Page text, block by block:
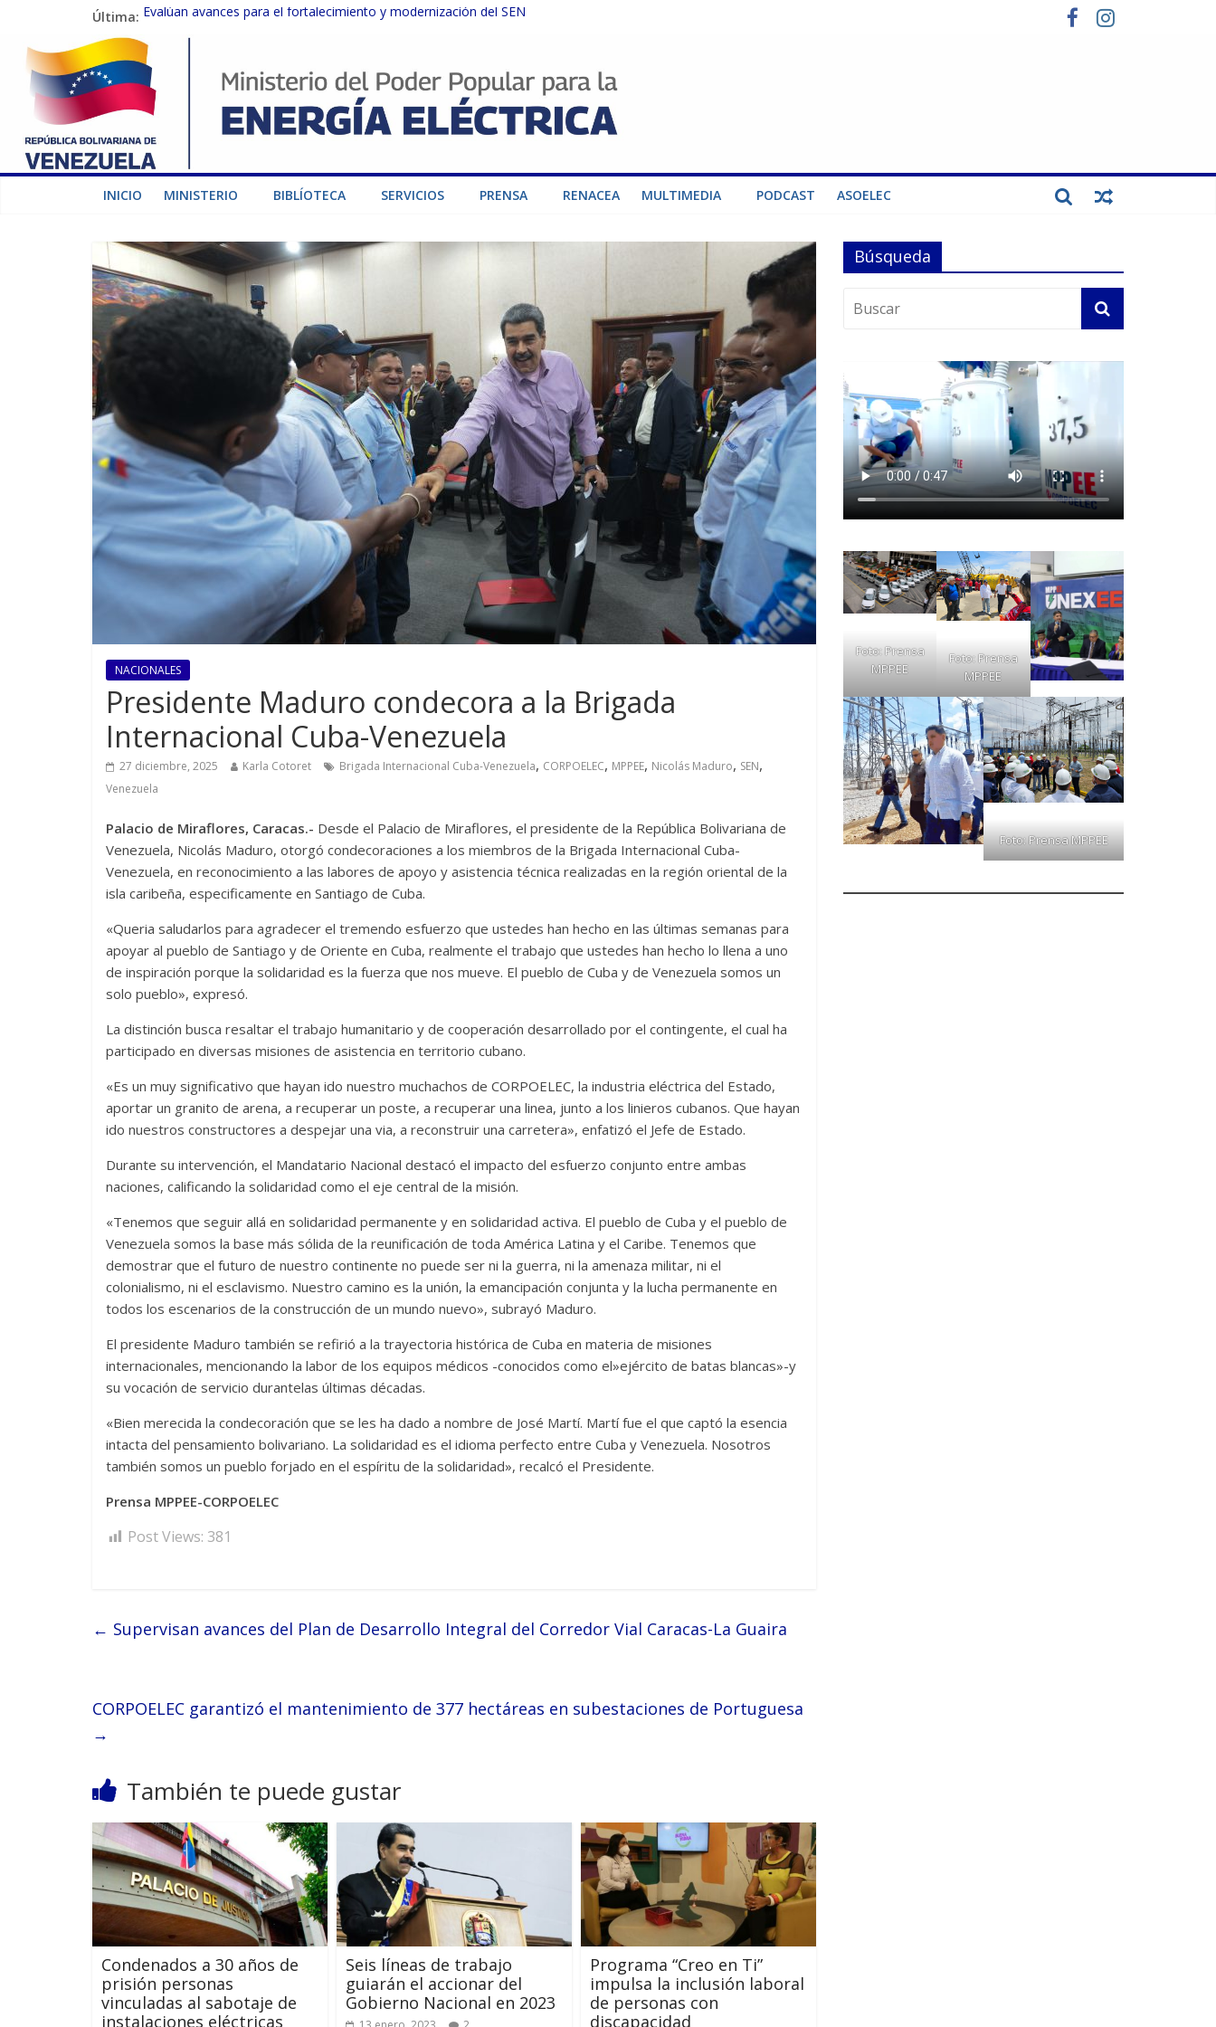
Última: Evalúan avances para el fortalecimiento y modernización del SEN
Inspeccionan trabajos de rehabilitación en instalaciones del SEN en Carabobo
Gobierno Nacional activa plan preventivo para fortalecer el SEN ante el fenómeno de El Niño
Termocarabobo recupera el 50% de su capacidad de generación para fortalecer el SEN
Condecoran a trabajadores del sector eléctrico por su heroica labor tras el doble sismo del 24-J
INICIO MINISTERIO BIBLÍOTECA SERVICIOS PRENSA RENACEA MULTIMEDIA PODCAST ASOELEC
NACIONALES
Presidente Maduro condecora a la Brigada
Internacional Cuba-Venezuela
27 diciembre, 2025 Karla Cotoret Brigada Internacional Cuba-Venezuela, CORPOELEC, MPPEE, Nicolás Maduro, SEN,
Venezuela
Palacio de Miraflores, Caracas.- Desde el Palacio de Miraflores, el presidente de la República Bolivariana de
Venezuela, Nicolás Maduro, otorgó condecoraciones a los miembros de la Brigada Internacional Cuba-
Venezuela, en reconocimiento a las labores de apoyo y asistencia técnica realizadas en la región oriental de la
isla caribeña, especificamente en Santiago de Cuba.
«Queria saludarlos para agradecer el tremendo esfuerzo que ustedes han hecho en las últimas semanas para
apoyar al pueblo de Santiago y de Oriente en Cuba, realmente el trabajo que ustedes han hecho lo llena a uno
de inspiración porque la solidaridad es la fuerza que nos mueve. El pueblo de Cuba y de Venezuela somos un
solo pueblo», expresó.
La distinción busca resaltar el trabajo humanitario y de cooperación desarrollado por el contingente, el cual ha
participado en diversas misiones de asistencia en territorio cubano.
«Es un muy significativo que hayan ido nuestro muchachos de CORPOELEC, la industria eléctrica del Estado,
aportar un granito de arena, a recuperar un poste, a recuperar una linea, junto a los linieros cubanos. Que hayan
ido nuestros constructores a despejar una via, a reconstruir una carretera», enfatizó el Jefe de Estado.
Durante su intervención, el Mandatario Nacional destacó el impacto del esfuerzo conjunto entre ambas
naciones, calificando la solidaridad como el eje central de la misión.
«Tenemos que seguir allá en solidaridad permanente y en solidaridad activa. El pueblo de Cuba y el pueblo de
Venezuela somos la base más sólida de la reunificación de toda América Latina y el Caribe. Tenemos que
demostrar que el futuro de nuestro continente no puede ser ni la guerra, ni la amenaza militar, ni el
colonialismo, ni el esclavismo. Nuestro camino es la unión, la emancipación conjunta y la lucha permanente en
todos los escenarios de la construcción de un mundo nuevo», subrayó Maduro.
El presidente Maduro también se refirió a la trayectoria histórica de Cuba en materia de misiones
internacionales, mencionando la labor de los equipos médicos -conocidos como el»ejército de batas blancas»-y
su vocación de servicio durantelas últimas décadas.
«Bien merecida la condecoración que se les ha dado a nombre de José Martí. Martí fue el que captó la esencia
intacta del pensamiento bolivariano. La solidaridad es el idioma perfecto entre Cuba y Venezuela. Nosotros
también somos un pueblo forjado en el espíritu de la solidaridad», recalcó el Presidente.
Prensa MPPEE-CORPOELEC
Post Views: 381
← Supervisan avances del Plan de Desarrollo Integral del Corredor Vial Caracas-La Guaira
CORPOELEC garantizó el mantenimiento de 377 hectáreas en subestaciones de Portuguesa
→
También te puede gustar
Condenados a 30 años de
prisión personas
vinculadas al sabotaje de
instalaciones eléctricas
Seis líneas de trabajo
guiarán el accionar del
Gobierno Nacional en 2023
Programa “Creo en Ti”
impulsa la inclusión laboral
de personas con
discapacidad
Búsqueda
Foto: Prensa
MPPEE
Foto: Prensa
MPPEE
Foto: Prensa MPPEE